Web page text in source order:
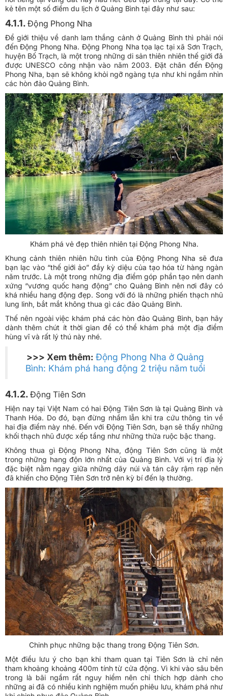
kẻ tên một số điểm du lịch ở Quảng Bình tại đây như sau:
4.1.1. Động Phong Nha
Để giới thiệu về danh lam thắng cảnh ở Quảng Bình thì phải nói
đến Động Phong Nha. Động Phong Nha tọa lạc tại xã Sơn Trạch,
huyện Bố Trạch, là một trong những di sản thiên nhiên thế giới đã
được UNESCO công nhận vào năm 2003. Đặt chân đến Động
Phong Nha, bạn sẽ không khỏi ngỡ ngàng tựa như khi ngắm nhìn
các hòn đảo Quảng Bình.
Khám phá vẻ đẹp thiên nhiên tại Động Phong Nha.
Khung cảnh thiên nhiên hữu tình của Động Phong Nha sẽ đưa
bạn lạc vào “thế giới ảo” đầy kỳ diệu của tạo hóa từ hàng ngàn
năm trước. Là một trong những địa điểm góp phần tạo nên danh
xứng “vương quốc hang động” cho Quảng Bình nên nơi đây có
khá nhiều hang động đẹp. Song với đó là những phiến thạch nhũ
lung linh, bắt mắt không thua gì các đảo Quảng Bình.
Thế nên ngoài việc khám phá các hòn đảo Quảng Bình, bạn hãy
dành thêm chút ít thời gian để có thể khám phá một địa điểm
hùng vĩ và rất lý thú này nhé.
>>> Xem thêm: Động Phong Nha ở Quảng
Bình: Khám phá hang động 2 triệu năm tuổi
4.1.2. Động Tiên Sơn
Hiện nay tại Việt Nam có hai Động Tiên Sơn là tại Quảng Bình và
Thanh Hóa. Do đó, bạn đừng nhầm lẫn khi tra cứu thông tin về
hai địa điểm này nhé. Đến với Động Tiên Sơn, bạn sẽ thấy những
khối thạch nhũ được xếp tầng như những thửa ruộc bậc thang.
Không thua gì Động Phong Nha, động Tiên Sơn cũng là một
trong những hang độn lớn nhất của Quảng Bình. Với vị trí địa lý
đặc biệt nằm ngay giữa những dãy núi và tán cây rậm rạp nên
đã khiến cho Động Tiên Sơn trở nên kỳ bí đến lạ thường.
Chinh phục những bậc thang trong Động Tiên Sơn.
Một điều lưu ý cho bạn khi tham quan tại Tiên Sơn là chỉ nên
tham khoảng khoảng 400m tính từ cửa động. Vì khi vào sâu bên
trong là bãi ngầm rất nguy hiểm nên chỉ thích hợp dành cho
những ai đã có nhiều kinh nghiệm muốn phiêu lưu, khám phá như